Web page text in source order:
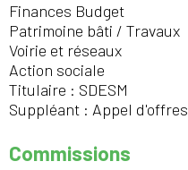
Finances Budget
Patrimoine bâti / Travaux
Voirie et réseaux
Action sociale
Titulaire : SDESM
Suppléant : Appel d'offres
Commissions